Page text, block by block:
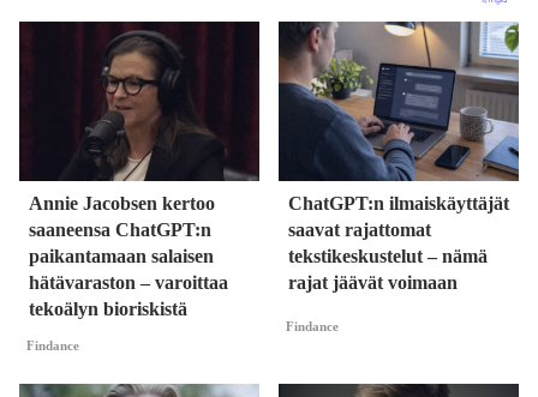
Annie Jacobsen kertoo
saaneensa ChatGPT:n
paikantamaan salaisen
hätävaraston – varoittaa
tekoälyn bioriskistä
Findance
ChatGPT:n ilmaiskäyttäjät
saavat rajattomat
tekstikeskustelut – nämä
rajat jäävät voimaan
Findance